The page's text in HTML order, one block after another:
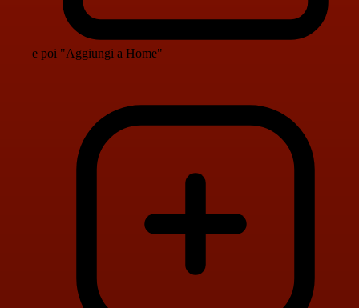
e poi "Aggiungi a Home"